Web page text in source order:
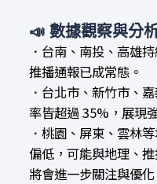
📣數據觀察與分
．台南、南投、高雄
推播通報已成常態。
．台北市、新竹市、
率皆超過 35%，展現
．桃園、屏東、雲林
偏低，可能與地理、
將會進一步關注與優化